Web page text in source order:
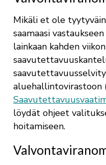
Mikäli et ole
saamaasi
lainkaan kahden
aluehallintovirastoon
löydät ohjeet
hoitamiseen.